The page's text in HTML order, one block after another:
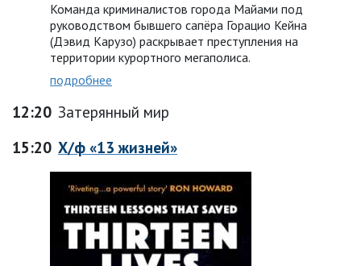
Команда криминалистов города Майами под
руководством бывшего сапёра Горацио Кейна
(Дэвид Карузо) раскрывает преступления на
территории курортного мегаполиса.
подробнее
12:20 Затерянный мир
15:20 Х/ф «13 жизней»